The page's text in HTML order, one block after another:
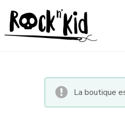
La boutique